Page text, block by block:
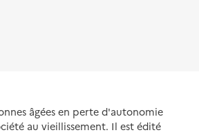
âgées en perte d'autonomie
au vieillissement. Il est édité